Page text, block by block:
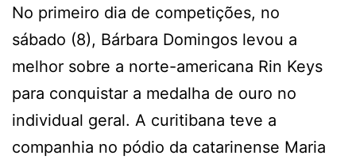
No primeiro dia de competições, no
sábado (8), Bárbara Domingos levou a
melhor sobre a norte-americana Rin Keys
para conquistar a medalha de ouro no
individual geral. A curitibana teve a
companhia no pódio da catarinense Maria